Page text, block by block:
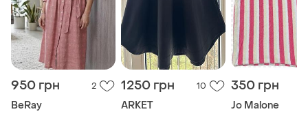
950 грн 2
BeRay
1250 грн 10
ARKET
350 грн
Jo Malone